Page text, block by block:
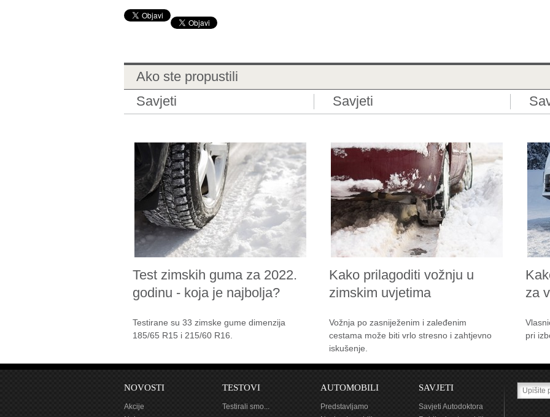
Ako ste propustili
Savjeti
Savjeti
Test zimskih guma za 2022.
godinu - koja je najbolja?
Testirane su 33 zimske gume dimenzija
185/65 R15 i 215/60 R16.
Kako prilagoditi vožnju u
zimskim uvjetima
Vožnja po zasniježenim i zaleđenim
cestama može biti vrlo stresno i zahtjevno
iskušenje.
za
pri
NOVOSTI
Akcije
TESTOVI
Testirali smo...
AUTOMOBILI
Predstavljamo
SAVJETI
Savjeti Autodoktora